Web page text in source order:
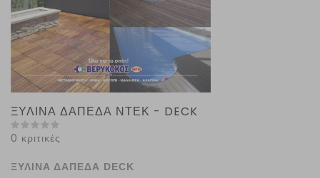
ΞΥΛΙΝΑ ΔΑΠΕΔΑ ΝΤΕΚ - DECK
0 κριτικές
ΞΥΛΙΝΑ ΔΑΠΕΔΑ DECK